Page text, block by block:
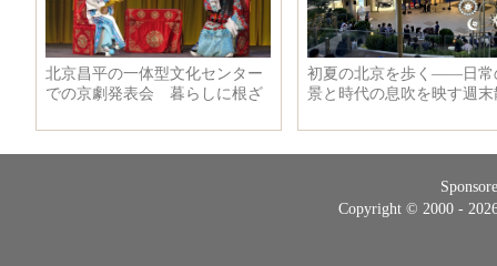
Copyright © 2000 -